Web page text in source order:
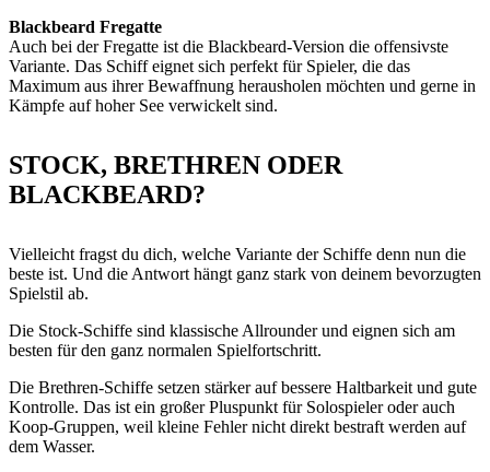
Blackbeard Fregatte
Auch bei der Fregatte ist die Blackbeard-Version die offensivste
Variante. Das Schiff eignet sich perfekt für Spieler, die das
Maximum aus ihrer Bewaffnung herausholen möchten und gerne in
Kämpfe auf hoher See verwickelt sind.
STOCK, BRETHREN ODER
BLACKBEARD?
Vielleicht fragst du dich, welche Variante der Schiffe denn nun die
beste ist. Und die Antwort hängt ganz stark von deinem bevorzugten
Spielstil ab.
Die Stock-Schiffe sind klassische Allrounder und eignen sich am
besten für den ganz normalen Spielfortschritt.
Die Brethren-Schiffe setzen stärker auf bessere Haltbarkeit und gute
Kontrolle. Das ist ein großer Pluspunkt für Solospieler oder auch
Koop-Gruppen, weil kleine Fehler nicht direkt bestraft werden auf
dem Wasser.